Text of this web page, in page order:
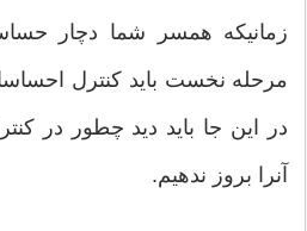
زمانیکه همسر شما دچار
مرحله نخست باید کنترل
در این جا باید دید چطور در
آنرا بروز ندهیم.